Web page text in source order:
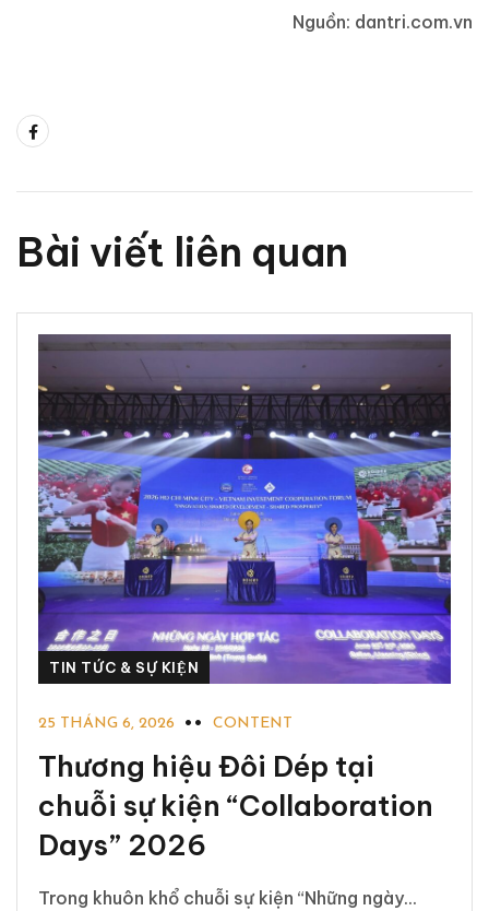
Nguồn: dantri.com.vn
Bài viết liên quan
TIN TỨC & SỰ KIỆN
25 THÁNG 6, 2026 CONTENT
Thương hiệu Đôi Dép tại
chuỗi sự kiện “Collaboration
Days” 2026
Trong khuôn khổ chuỗi sự kiện “Những ngày...